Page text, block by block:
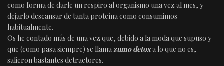
como forma de darle un respiro al organismo una vez al mes, y
dejarlo descansar de tanta proteína como consumimos
habitualmente.
Os he contado más de una vez que, debido a la moda que supuso y
que (como pasa siempre) se llamazumo detoxa lo que no es,
salieron bastantes detractores.